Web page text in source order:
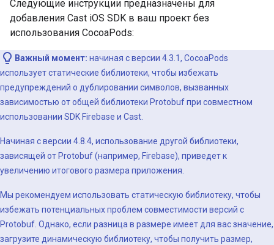
Следующие инструкции предназначены для
добавления Cast iOS SDK в ваш проект без
использования CocoaPods:
Важный момент: начиная с версии 4.3.1, CocoaPods
использует статические библиотеки, чтобы избежать
предупреждений о дублировании символов, вызванных
зависимостью от общей библиотеки Protobuf при совместном
использовании SDK Firebase и Cast.
Начиная с версии 4.8.4, использование другой библиотеки,
зависящей от Protobuf (например, Firebase), приведет к
увеличению итогового размера приложения.
Мы рекомендуем использовать статическую библиотеку, чтобы
избежать потенциальных проблем совместимости версий с
Protobuf. Однако, если разница в размере имеет для вас значение,
загрузите динамическую библиотеку, чтобы получить размер,